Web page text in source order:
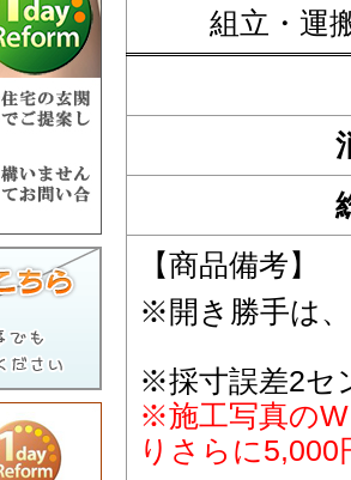
組立・運
【商品備考】
※開き勝手は
※採寸誤差2セ
※施工写真の
りさらに